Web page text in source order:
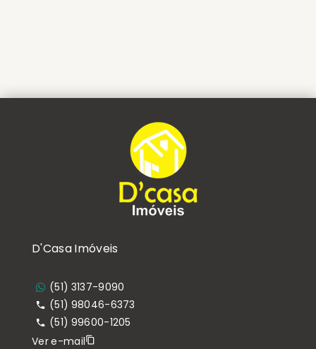
D'Casa Imóveis
(51) 3137-9090
(51) 98046-6373
(51) 99600-1205
Ver e-mail